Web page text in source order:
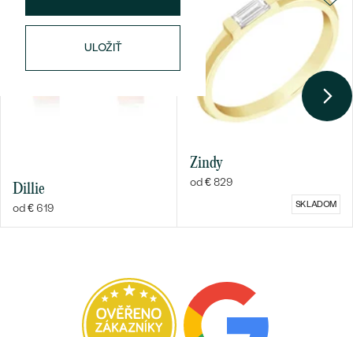
Bestsellery
ULOŽIŤ
Dillie
od € 619
Zindy
od € 829
SKLADOM